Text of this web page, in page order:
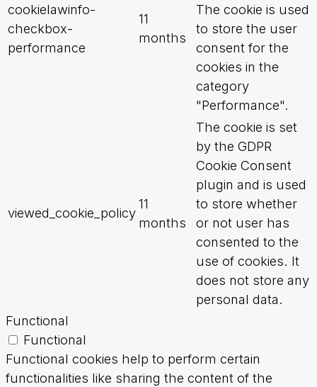
cookielawinfo-
checkbox-
performance
11
months
The cookie is used
to store the user
consent for the
cookies in the
category
"Performance".
viewed_cookie_policy
11
months
The cookie is set
by the GDPR
Cookie Consent
plugin and is used
to store whether
or not user has
consented to the
use of cookies. It
does not store any
personal data.
Functional
Functional
Functional cookies help to perform certain
functionalities like sharing the content of the